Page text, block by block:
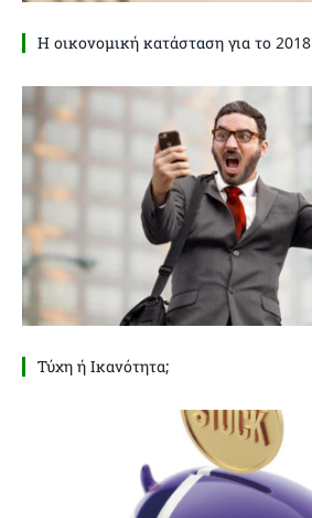
Η οικονομική κατάσταση για το 2018
Τύχη ή Ικανότητα;